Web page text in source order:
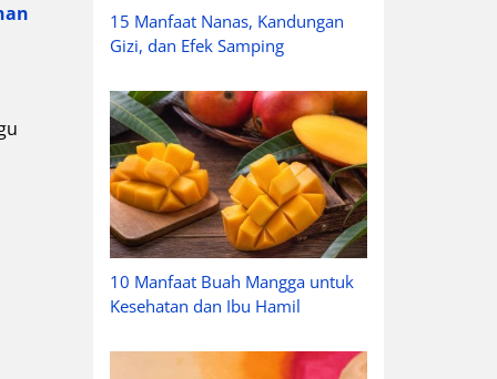
15 Manfaat Nanas, Kandungan
Gizi, dan Efek Samping
10 Manfaat Buah Mangga untuk
Kesehatan dan Ibu Hamil